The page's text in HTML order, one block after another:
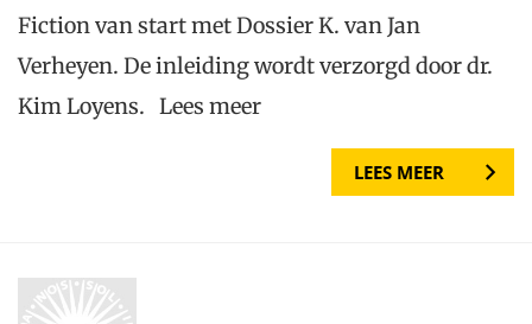
Fiction van start met Dossier K. van Jan
Verheyen. De inleiding wordt verzorgd door dr.
Kim Loyens. Lees meer
LEES MEER